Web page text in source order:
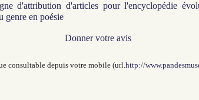
d'attribution d'articles pour l'encyclopédie
genre en poésie
Donner votre avis
consultable depuis votre mobile (url.http://